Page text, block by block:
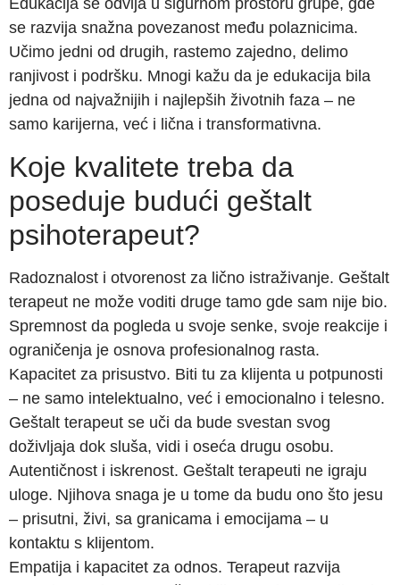
Edukacija se odvija u sigurnom prostoru grupe, gde
se razvija snažna povezanost među polaznicima.
Učimo jedni od drugih, rastemo zajedno, delimo
ranjivost i podršku. Mnogi kažu da je edukacija bila
jedna od najvažnijih i najlepših životnih faza – ne
samo karijerna, već i lična i transformativna.
Koje kvalitete treba da
poseduje budući geštalt
psihoterapeut?
Radoznalost i otvorenost za lično istraživanje. Geštalt
terapeut ne može voditi druge tamo gde sam nije bio.
Spremnost da pogleda u svoje senke, svoje reakcije i
ograničenja je osnova profesionalnog rasta.
Kapacitet za prisustvo. Biti tu za klijenta u potpunosti
– ne samo intelektualno, već i emocionalno i telesno.
Geštalt terapeut se uči da bude svestan svog
doživljaja dok sluša, vidi i oseća drugu osobu.
Autentičnost i iskrenost. Geštalt terapeuti ne igraju
uloge. Njihova snaga je u tome da budu ono što jesu
– prisutni, živi, sa granicama i emocijama – u
kontaktu s klijentom.
Empatija i kapacitet za odnos. Terapeut razvija